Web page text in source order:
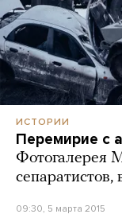
ИСТОРИИ
Перемирие с
Фотогалерея
09:30, 5 марта 2015